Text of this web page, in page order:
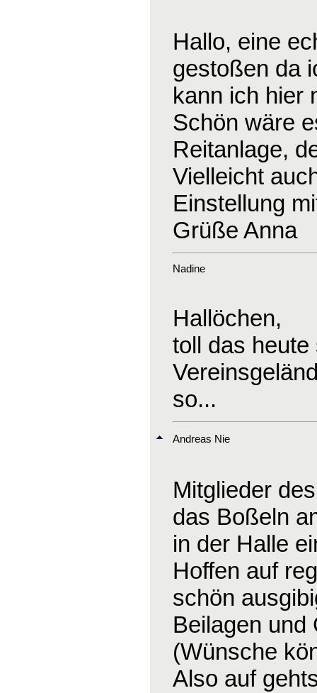
Hallo, eine
gestoßen da
kann ich hier
Schön wäre
Reitanlage,
Vielleicht
Einstellung
Grüße Anna
Nadine
Hallöchen,
toll das
so...
Andreas Nie
Mitglieder
das Boßeln
in der Halle
Hoffen auf
schön
Beilagen und
(Wünsche
Also auf